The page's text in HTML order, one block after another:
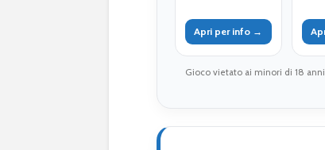
Apri per info →
Gioco vietato ai minori di 18